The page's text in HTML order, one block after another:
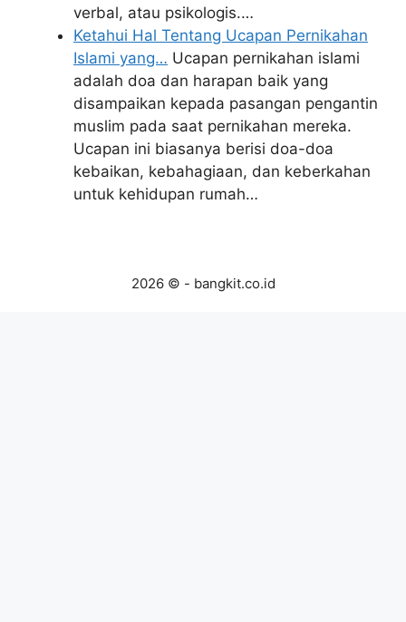
verbal, atau psikologis.…
Ketahui Hal Tentang Ucapan Pernikahan
Islami yang… Ucapan pernikahan islami
adalah doa dan harapan baik yang
disampaikan kepada pasangan pengantin
muslim pada saat pernikahan mereka.
Ucapan ini biasanya berisi doa-doa
kebaikan, kebahagiaan, dan keberkahan
untuk kehidupan rumah…
2026 © - bangkit.co.id